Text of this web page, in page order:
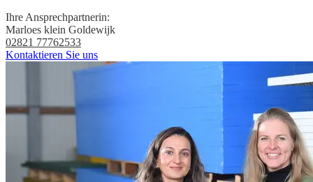
Ihre Ansprechpartnerin:
Marloes klein Goldewijk
02821 77762533
Kontaktieren Sie uns